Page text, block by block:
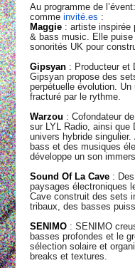
Au programme de
comme invité.es :
Maggie : artiste inspirée
& bass music. Elle puise
sonorités UK pour
Gipsyan: Producteur et
Gipsyan propose des
perpétuelle évolution.
fracturé par le rythme.
Warzou : Cofondateur
sur LYL Radio, ainsi que
univers hybride
bass et des musiques
développe un son
Sound Of La Cave :
paysages électroniques
Cave construit des sets
tribaux, des basses
SENIMO: SENIMO
basses profondes et le
sélection solaire et
breaks et textures.